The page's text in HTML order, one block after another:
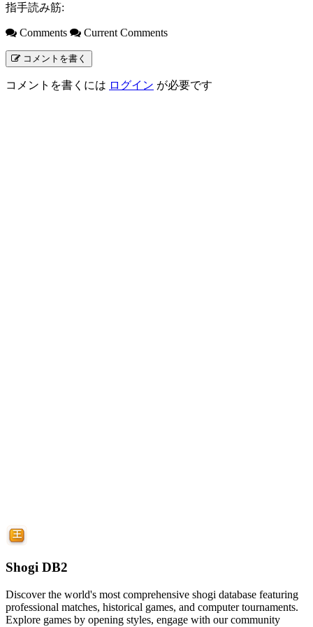
指手読み筋:
Comments Current Comments
コメントを書く
コメントを書くには ログイン が必要です
Shogi DB2
Discover the world's most comprehensive shogi database featuring
professional matches, historical games, and computer tournaments.
Explore games by opening styles, engage with our community